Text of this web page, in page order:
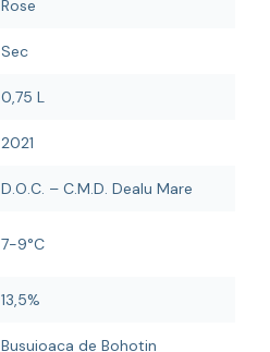
Rose
Sec
0,75 L
2021
D.O.C. – C.M.D. Dealu Mare
7-9°C
13,5%
Busuioaca de Bohotin